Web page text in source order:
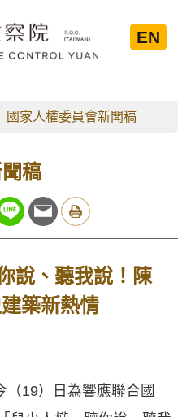
EN
國家人權委員會新聞稿
稿
說、聽我說！陳
築新熱情
（19）日為響應聯合國